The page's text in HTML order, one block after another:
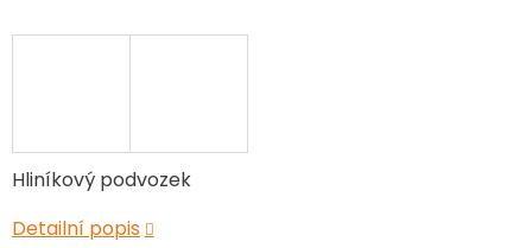
Hliníkový podvozek
Detailní popis